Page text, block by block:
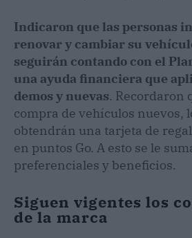
Indicaron que las personas
renovar y cambiar su
seguirán contando con el
una ayuda financiera que
demos y nuevas. Recordaron
compra de vehículos nuevos,
obtendrán una tarjeta de
en puntos Go. A esto se le
preferenciales y beneficios.
Siguen vigentes los
de la marca